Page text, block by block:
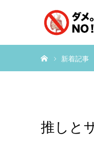
新着記事
推しと